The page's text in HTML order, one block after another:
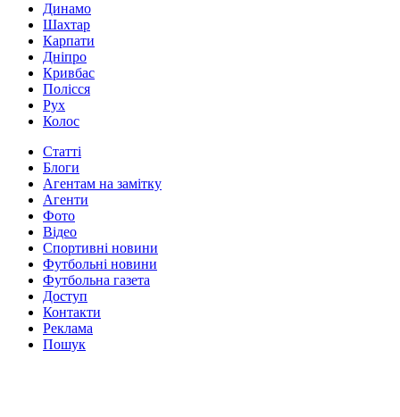
Динамо
Шахтар
Карпати
Дніпро
Кривбас
Полісся
Рух
Колос
Статті
Блоги
Агентам на замітку
Агенти
Фото
Відео
Спортивні новини
Футбольні новини
Футбольна газета
Доступ
Контакти
Реклама
Пошук